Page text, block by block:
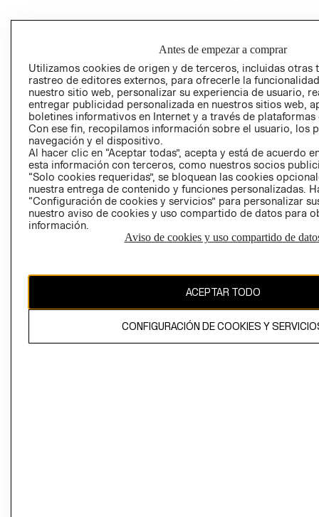
GIFT CARD
AVISO DE
Perú (S/)
CAMBIAR REGIÓN
propiedad de H&M Hennes & Mauritz AB
Antes de empezar a comprar
Utilizamos cookies de origen y de terceros, incluidas otras
rastreo de editores externos, para ofrecerle la
nuestro sitio web, personalizar su experiencia de usuario,
entregar publicidad personalizada en nuestros sitios web,
boletines informativos en Internet y a través de plataformas
Con ese fin, recopilamos información sobre el usuario, los
navegación y el dispositivo.
Al hacer clic en “Aceptar todas”, acepta y está de acuerdo
esta información con terceros, como nuestros socios
“Solo cookies requeridas”, se bloquean las cookies
nuestra entrega de contenido y funciones personalizadas.
“Configuración de cookies y servicios” para personalizar
nuestro aviso de cookies y uso compartido de datos para
información.
Aviso de cookies y uso compartido de
ACEPTAR TODO
CONFIGURACIÓN DE COOKIES Y